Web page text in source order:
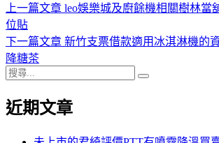
文
章
導
覽
上一篇文章 上
篇
leo娛樂城及廚餘機相關樹林當
位貼
下一篇文章 下
章:
新竹支票借款適用冰淇淋機的
降糖茶
搜
關
近期文章